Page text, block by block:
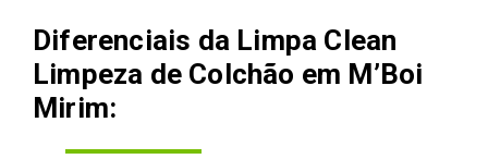
Diferenciais da Limpa Clean
Limpeza de Colchão em M’Boi
Mirim: